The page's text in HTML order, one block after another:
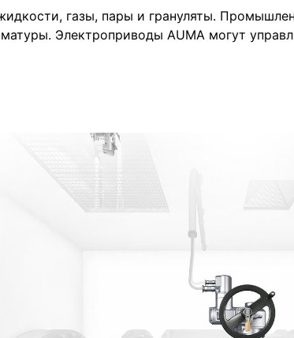
газы, пары и грануляты.
Электроприводы AUMA могут